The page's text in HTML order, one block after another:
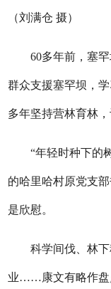
（刘满仓 摄）
60多年前，塞罕
群众支援塞罕坝，
多年坚持营林育林
“年轻时种下的树
的哈里哈村原党支
是欣慰。
科学间伐、林下
业……康文有略作盘